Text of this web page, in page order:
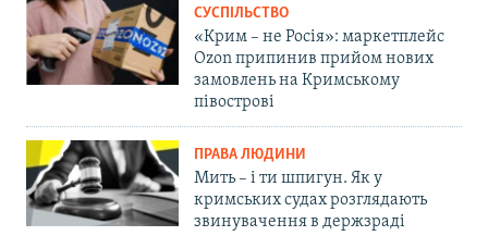
СУСПІЛЬСТВО
«Крим – не Росія»: маркетплейс
Ozon припинив прийом нових
замовлень на Кримському
півострові
ПРАВА ЛЮДИНИ
Мить – і ти шпигун. Як у
кримських судах розглядають
звинувачення в держзраді